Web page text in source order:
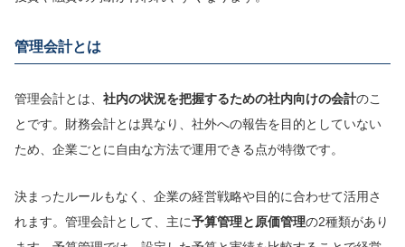
管理会計とは
管理会計とは、 社内の状況を把握するための社内向けの会計のこ
とです。財務会計とは異なり、社外への報告を目的としていない
ため、企業ごとに自由な方法で運用できる点が特徴です。
決まったルールもなく、企業の経営戦略や目的に合わせて活用さ
れます。管理会計として、主に予算管理と原価管理の2種類があり